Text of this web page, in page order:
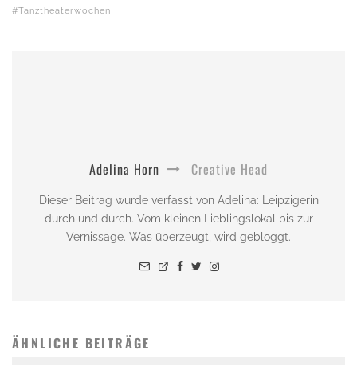
Tanztheaterwochen
Adelina Horn Creative Head
Dieser Beitrag wurde verfasst von Adelina: Leipzigerin
durch und durch. Vom kleinen Lieblingslokal bis zur
Vernissage. Was überzeugt, wird gebloggt.
ÄHNLICHE BEITRÄGE